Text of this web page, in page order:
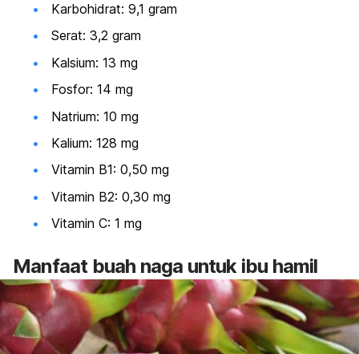
Karbohidrat: 9,1 gram
Serat: 3,2 gram
Kalsium: 13 mg
Fosfor: 14 mg
Natrium: 10 mg
Kalium: 128 mg
Vitamin B1: 0,50 mg
Vitamin B2: 0,30 mg
Vitamin C: 1 mg
Manfaat buah naga untuk ibu hamil